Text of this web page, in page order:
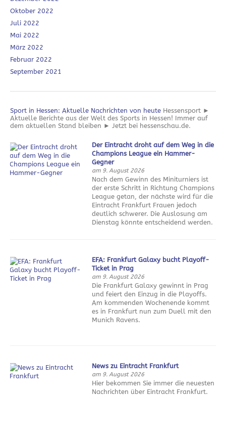
Oktober 2022
Juli 2022
Mai 2022
März 2022
Februar 2022
September 2021
Sport in Hessen: Aktuelle Nachrichten von heute Hessensport ►
Aktuelle Berichte aus der Welt des Sports in Hessen! Immer auf
dem aktuellen Stand bleiben ► Jetzt bei hessenschau.de.
Der Eintracht droht auf dem Weg in die
Champions League ein Hammer-
Gegner
am 9. August 2026
Nach dem Gewinn des Miniturniers ist
der erste Schritt in Richtung Champions
League getan, der nächste wird für die
Eintracht Frankfurt Frauen jedoch
deutlich schwerer. Die Auslosung am
Dienstag könnte entscheidend werden.
EFA: Frankfurt Galaxy bucht Playoff-
Ticket in Prag
am 9. August 2026
Die Frankfurt Galaxy gewinnt in Prag
und feiert den Einzug in die Playoffs.
Am kommenden Wochenende kommt
es in Frankfurt nun zum Duell mit den
Munich Ravens.
News zu Eintracht Frankfurt
am 9. August 2026
Hier bekommen Sie immer die neuesten
Nachrichten über Eintracht Frankfurt.